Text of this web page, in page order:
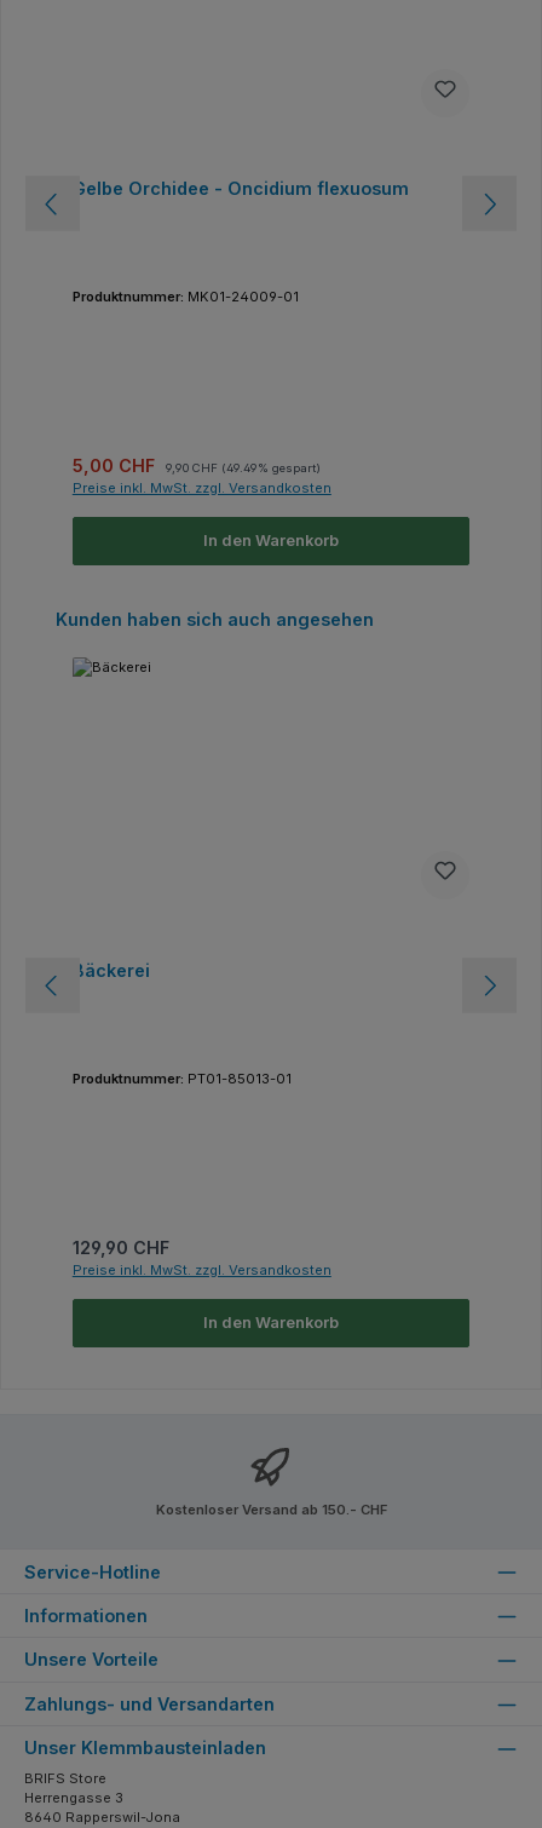
Gelbe Orchidee - Oncidium flexuosum
Produktnummer: MK01-24009-01
Verkaufspreis:
5,00 CHF 9,90 CHF (49.49% gespart)
Preise inkl. MwSt. zzgl. Versandkosten
In den Warenkorb
Produktgalerie überspringen
Kunden haben sich auch angesehen
Bäckerei
Produktnummer: PT01-85013-01
Regulärer Preis:
129,90 CHF
Preise inkl. MwSt. zzgl. Versandkosten
In den Warenkorb
Kostenloser Versand ab 150.- CHF
Service-Hotline
Informationen
Unsere Vorteile
Zahlungs- und Versandarten
Unser Klemmbausteinladen
BRIFS Store
Herrengasse 3
8640 Rapperswil-Jona